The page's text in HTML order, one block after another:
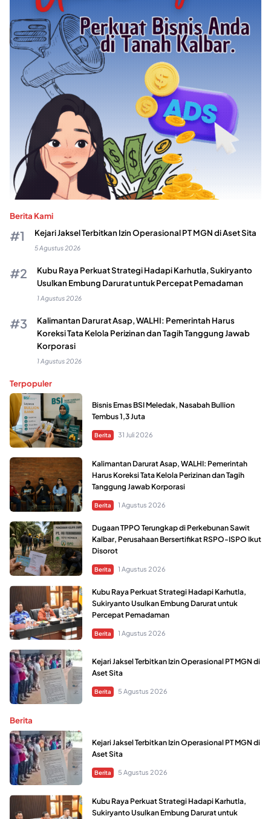
Berita Kami
Kejari Jaksel Terbitkan Izin Operasional PT MGN di Aset Sita
5 Agustus 2026
Kubu Raya Perkuat Strategi Hadapi Karhutla, Sukiryanto
Usulkan Embung Darurat untuk Percepat Pemadaman
1 Agustus 2026
Kalimantan Darurat Asap, WALHI: Pemerintah Harus
Koreksi Tata Kelola Perizinan dan Tagih Tanggung Jawab
Korporasi
1 Agustus 2026
Terpopuler
Bisnis Emas BSI Meledak, Nasabah Bullion
Tembus 1,3 Juta
Berita 31 Juli 2026
Kalimantan Darurat Asap, WALHI: Pemerintah
Harus Koreksi Tata Kelola Perizinan dan Tagih
Tanggung Jawab Korporasi
Berita 1 Agustus 2026
Dugaan TPPO Terungkap di Perkebunan Sawit
Kalbar, Perusahaan Bersertifikat RSPO-ISPO Ikut
Disorot
Berita 1 Agustus 2026
Kubu Raya Perkuat Strategi Hadapi Karhutla,
Sukiryanto Usulkan Embung Darurat untuk
Percepat Pemadaman
Berita 1 Agustus 2026
Kejari Jaksel Terbitkan Izin Operasional PT MGN di
Aset Sita
Berita 5 Agustus 2026
Berita
Kejari Jaksel Terbitkan Izin Operasional PT MGN di
Aset Sita
Berita 5 Agustus 2026
Kubu Raya Perkuat Strategi Hadapi Karhutla,
Sukiryanto Usulkan Embung Darurat untuk